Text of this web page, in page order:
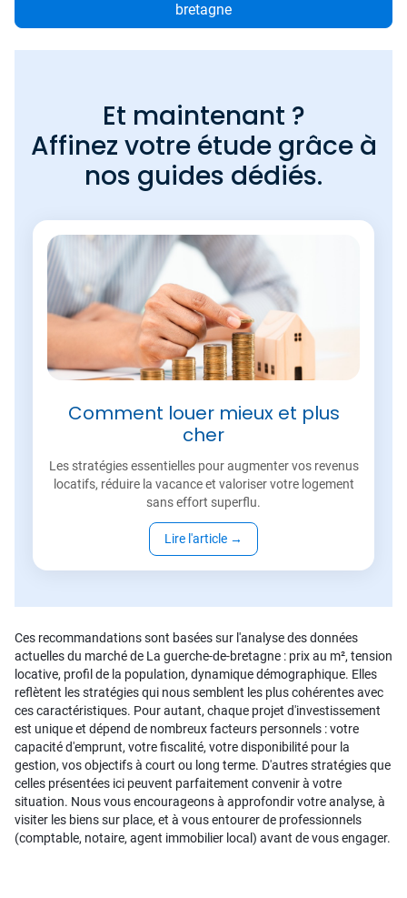
bretagne
Et maintenant ?
Affinez votre étude grâce à
nos guides dédiés.
Comment louer mieux et plus
cher
Les stratégies essentielles pour augmenter vos revenus
locatifs, réduire la vacance et valoriser votre logement
sans effort superflu.
Lire l'article →
Ces recommandations sont basées sur l'analyse des données
actuelles du marché de La guerche-de-bretagne : prix au m², tension
locative, profil de la population, dynamique démographique. Elles
reflètent les stratégies qui nous semblent les plus cohérentes avec
ces caractéristiques. Pour autant, chaque projet d'investissement
est unique et dépend de nombreux facteurs personnels : votre
capacité d'emprunt, votre fiscalité, votre disponibilité pour la
gestion, vos objectifs à court ou long terme. D'autres stratégies que
celles présentées ici peuvent parfaitement convenir à votre
situation. Nous vous encourageons à approfondir votre analyse, à
visiter les biens sur place, et à vous entourer de professionnels
(comptable, notaire, agent immobilier local) avant de vous engager.